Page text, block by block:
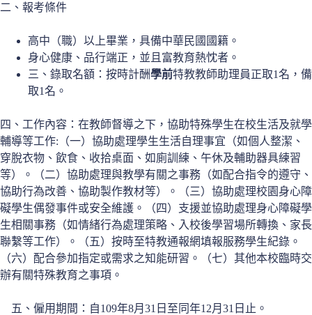
二、報考條件
高中（職）以上畢業，具備中華民國國籍。
身心健康、品行端正，並且富教育熱忱者。
三、錄取名額：按時計酬學前特教教師助理員正取1名，備
取1名。
四、工作內容：在教師督導之下，協助特殊學生在校生活及就學
輔導等工作:（一）協助處理學生生活自理事宜（如個人整潔、
穿脫衣物、飲食、收拾桌面、如廁訓練、午休及輔助器具練習
等）。（二）協助處理與教學有關之事務（如配合指令的遵守、
協助行為改善、協助製作教材等）。（三）協助處理校園身心障
礙學生偶發事件或安全維護。（四）支援並協助處理身心障礙學
生相關事務（如情緒行為處理策略、入校後學習場所轉換、家長
聯繫等工作）。（五）按時至特教通報網填報服務學生紀錄。
（六）配合參加指定或需求之知能研習。（七）其他本校臨時交
辦有關特殊教育之事項。
五、僱用期間：自109年8月31日至同年12月31日止。